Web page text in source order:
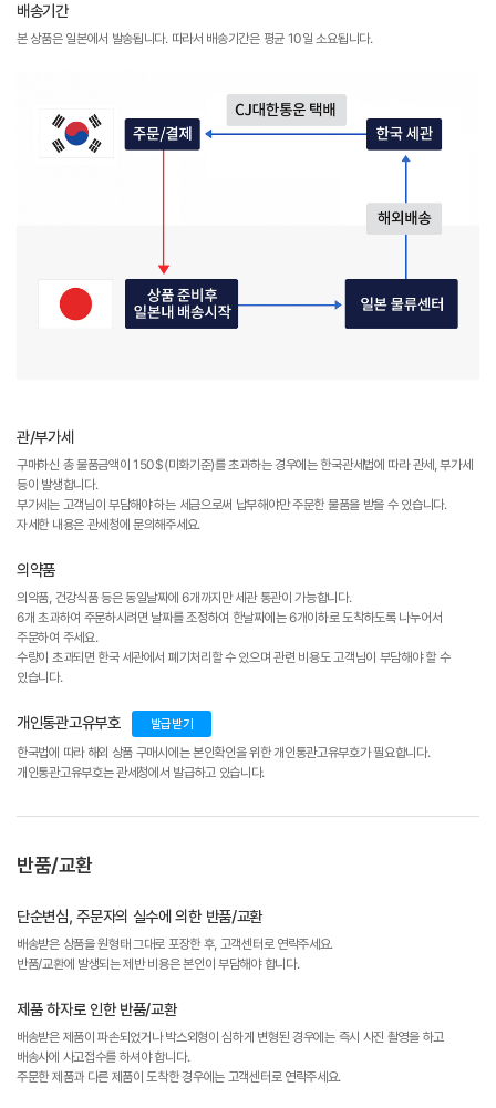
배송기간
본 상품은 일본에서 발송됩니다. 따라서 배송기간은 평균 10일 소요됩니다.
관/부가세
구매하신 총 물품금액이 150$(미화기준)를 초과하는 경우에는 한국관세법에 따라 관세, 부가세
등이 발생합니다.
부가세는 고객님이 부담해야 하는 세금으로써 납부해야만 주문한 물품을 받을 수 있습니다.
자세한 내용은 관세청에 문의해주세요.
의약품
의약품, 건강식품 등은 동일날짜에 6개까지만 세관 통관이 가능합니다.
6개 초과하여 주문하시려면 날짜를 조정하여 한날짜에는 6개이하로 도착하도록 나누어서
주문하여 주세요.
수량이 초과되면 한국 세관에서 폐기처리할 수 있으며 관련 비용도 고객님이 부담해야 할 수
있습니다.
개인통관고유부호 발급받기
한국법에 따라 해외 상품 구매시에는 본인확인을 위한 개인통관고유부호가 필요합니다.
개인통관고유부호는 관세청에서 발급하고 있습니다.
반품/교환
단순변심, 주문자의 실수에 의한 반품/교환
배송받은 상품을 원형태 그대로 포장한 후, 고객센터로 연락주세요.
반품/교환에 발생되는 제반 비용은 본인이 부담해야 합니다.
제품 하자로 인한 반품/교환
배송받은 제품이 파손되었거나 박스외형이 심하게 변형된 경우에는 즉시 사진 촬영을 하고
배송사에 사고접수를 하셔야 합니다.
주문한 제품과 다른 제품이 도착한 경우에는 고객센터로 연락주세요.